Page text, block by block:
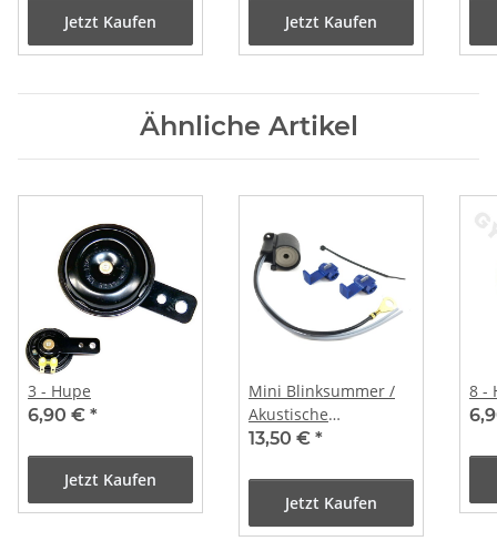
Jetzt Kaufen Jetzt Kaufen
Ähnliche Artikel
3 - Hupe
6,90 € *
Jetzt Kaufen
Mini Blinksummer /
Akustische
Blinkererinnerung
13,50 € *
Jetzt Kaufen
8 -